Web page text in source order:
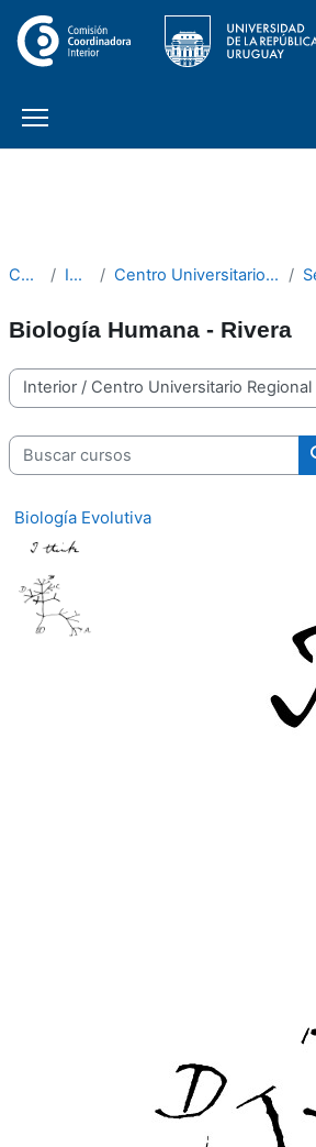
Painel lateral
Cursos Interior Centro Universitario Regional Noreste
Biología Humana - Rivera
Categorias de Cursos
Buscar cursos
Biología Evolutiva